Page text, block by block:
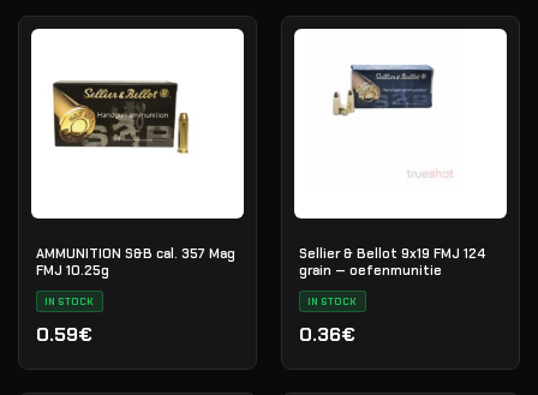
AMMUNITION S&B cal. 357 Mag
FMJ 10.25g
IN STOCK
0.59€
Sellier & Bellot 9x19 FMJ 124
grain — oefenmunitie
IN STOCK
0.36€